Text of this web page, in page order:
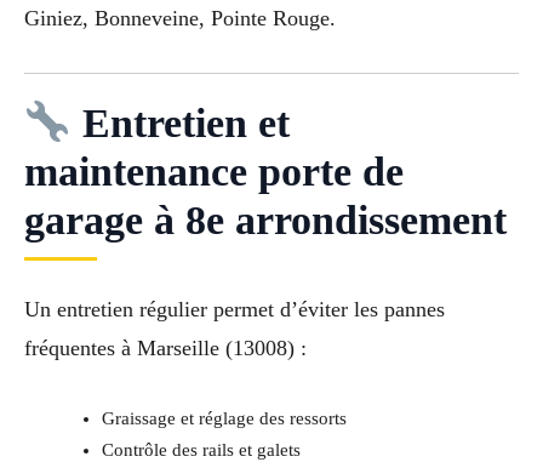
Giniez, Bonneveine, Pointe Rouge.
Entretien et
maintenance porte de
garage à 8e arrondissement
Un entretien régulier permet d’éviter les pannes
fréquentes à Marseille (13008) :
Graissage et réglage des ressorts
Contrôle des rails et galets